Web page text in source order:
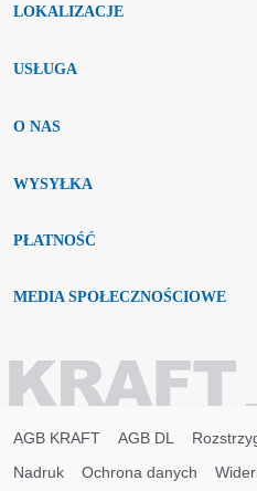
LOKALIZACJE
USŁUGA
O NAS
WYSYŁKA
PŁATNOŚĆ
MEDIA SPOŁECZNOŚCIOWE
AGB KRAFT AGB DL
Nadruk
Ochrona danych